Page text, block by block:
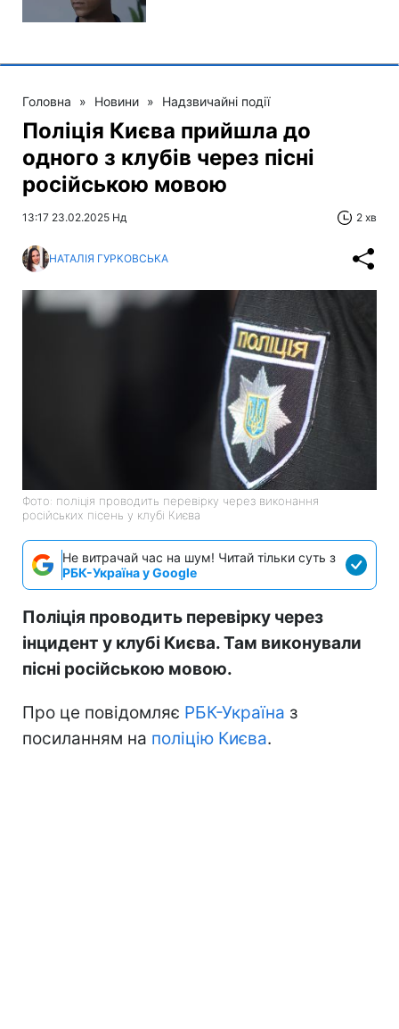
Головна » Новини » Надзвичайні події
Поліція Києва прийшла до
одного з клубів через пісні
російською мовою
13:17 23.02.2025 Нд 2 хв
НАТАЛІЯ ГУРКОВСЬКА
Фото: поліція проводить перевірку через виконання
російських пісень у клубі Києва
Не витрачай час на шум! Читай тільки суть з
РБК-Україна у Google
Поліція проводить перевірку через
інцидент у клубі Києва. Там виконували
пісні російською мовою.
Про це повідомляє РБК-Україна з
посиланням на поліцію Києва.